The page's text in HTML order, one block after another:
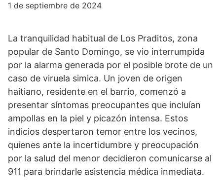
1 de septiembre de 2024
La tranquilidad habitual de Los Praditos, zona
popular de Santo Domingo, se vio interrumpida
por la alarma generada por el posible brote de un
caso de viruela simica. Un joven de origen
haitiano, residente en el barrio, comenzó a
presentar síntomas preocupantes que incluían
ampollas en la piel y picazón intensa. Estos
indicios despertaron temor entre los vecinos,
quienes ante la incertidumbre y preocupación
por la salud del menor decidieron comunicarse al
911 para brindarle asistencia médica inmediata.